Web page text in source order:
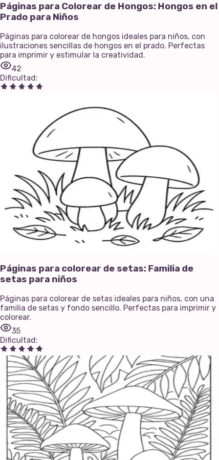
Páginas para Colorear de Hongos: Hongos en el
Prado para Niños
Páginas para colorear de hongos ideales para niños, con
ilustraciones sencillas de hongos en el prado. Perfectas
para imprimir y estimular la creatividad.
42
Dificultad:
Páginas para colorear de setas: Familia de
setas para niños
Páginas para colorear de setas ideales para niños, con una
familia de setas y fondo sencillo. Perfectas para imprimir y
colorear.
35
Dificultad: